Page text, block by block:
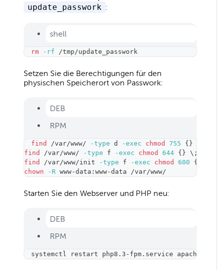
update_passwork :
shell
rm -rf /tmp/update_passwork
Setzen Sie die Berechtigungen für den
physischen Speicherort von Passwork:
DEB
RPM
find /var/www/ -type d -exec chmod 755 {}
find
/var/www/ -type f -exec chmod 644 {} \ ;
find
/var/www/init -type f -exec chmod 600 {
chown
-R www-data:www-data /var/www/
Starten Sie den Webserver und PHP neu:
DEB
RPM
systemctl restart php8.3-fpm.service